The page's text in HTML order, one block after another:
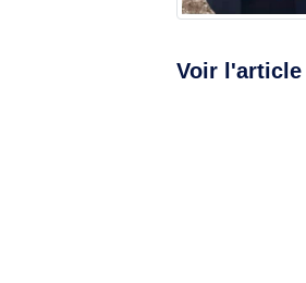
Voir l'article